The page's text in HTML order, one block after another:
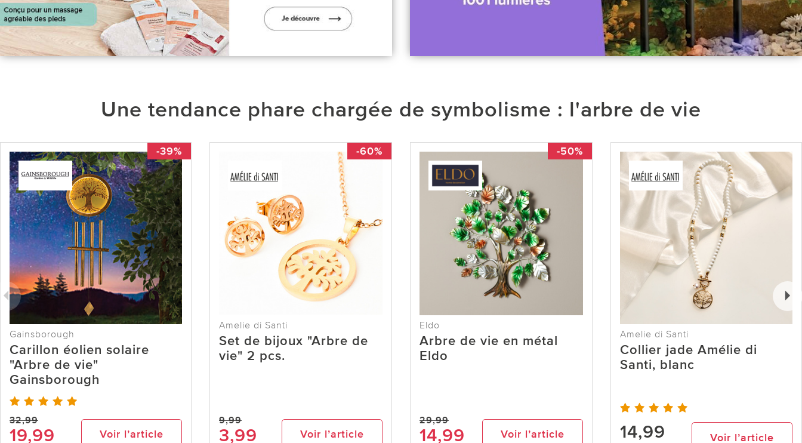
Une tendance phare chargée de symbolisme : l'arbre de vie
-39%
Gainsborough
Carillon éolien solaire
"Arbre de vie"
Gainsborough
32,99
19,99 Voir l’article
-60%
Amelie di Santi
Set de bijoux "Arbre de
vie" 2 pcs.
9,99
3,99 Voir l’article
-50%
Eldo
Arbre de vie en métal
Eldo
29,99
14,99 Voir l’article
Amelie di Santi
Collier jade Amélie di
Santi, blanc
14,99 Voir l’article